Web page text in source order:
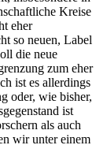
Kreise
eher
so neuen, Label
die neue
zum eher
ist es allerdings
oder, wie bisher,
ist
als auch
wir unter einem